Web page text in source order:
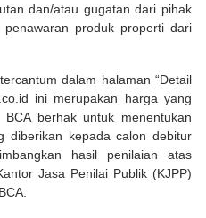
dan/atau gugatan dari pihak
produk properti dari
dalam halaman “Detail
ini merupakan harga yang
berhak untuk menentukan
diberikan kepada calon debitur
hasil penilaian atas
Jasa Penilai Publik (KJPP)